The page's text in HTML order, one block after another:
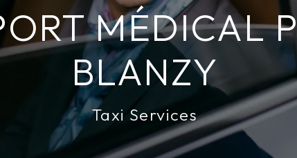
MÉDICAL
BLANZY
Taxi Services